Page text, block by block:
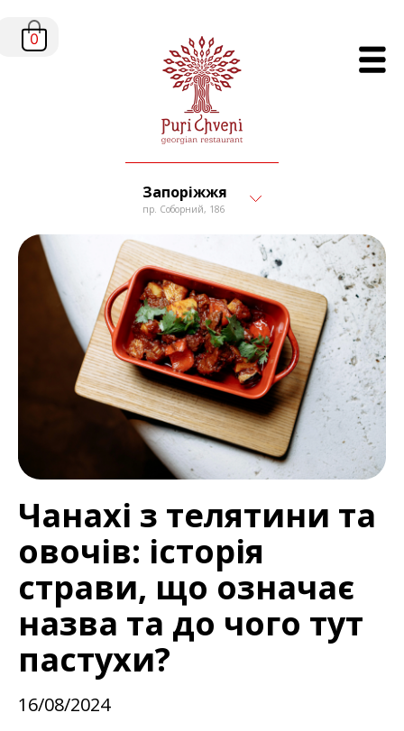
Запоріжжя
пр. Соборний, 186
0
Чанахі з телятини та
овочів: історія
страви, що означає
назва та до чого тут
пастухи?
16/08/2024